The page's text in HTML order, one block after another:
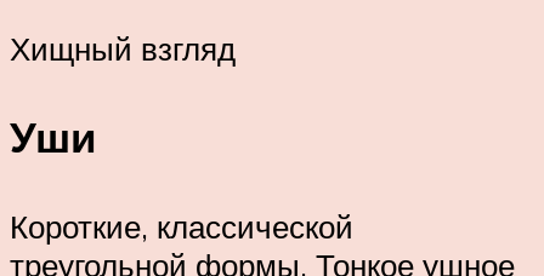
Хищный взгляд
Уши
Короткие, классической
треугольной формы. Тонкое ушное